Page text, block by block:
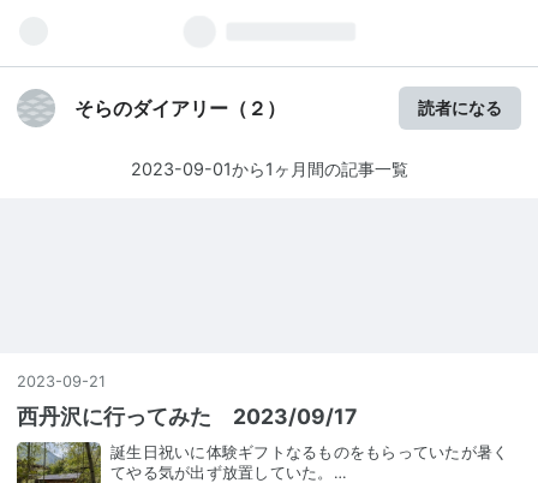
そらのダイアリー（２） 読者になる
2023-09-01から1ヶ月間の記事一覧
2023-09-21
西丹沢に行ってみた 2023/09/17
誕生日祝いに体験ギフトなるものをもらっていたが暑く
てやる気が出ず放置していた。…